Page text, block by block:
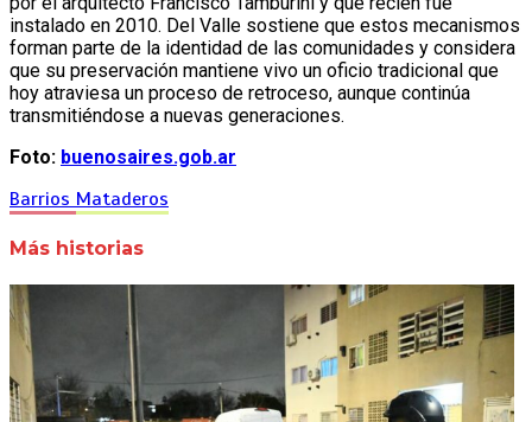
instalado en 2010. Del Valle sostiene que estos mecanismos
forman parte de la identidad de las comunidades y considera
que su preservación mantiene vivo un oficio tradicional que
hoy atraviesa un proceso de retroceso, aunque continúa
transmitiéndose a nuevas generaciones.
Foto: buenosaires.gob.ar
Barrios Mataderos
Más historias